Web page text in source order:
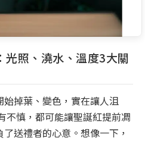
照、澆水、溫度3大關
掉葉、變色，實在讓人沮
不慎，都可能讓聖誕紅提前凋
送禮者的心意。想像一下，